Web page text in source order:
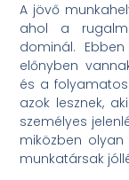
A jövő
ahol a
dominál.
előnyben
és a folyamatos
azok lesznek,
személyes
miközben
munkatársak